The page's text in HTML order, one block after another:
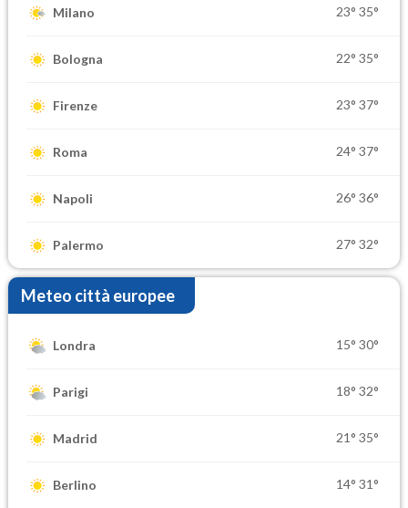
Milano 23° 35°
Bologna 22° 35°
Firenze 23° 37°
Roma 24° 37°
Napoli 26° 36°
Palermo 27° 32°
Meteo città europee
Londra 15° 30°
Parigi 18° 32°
Madrid 21° 35°
Berlino 14° 31°